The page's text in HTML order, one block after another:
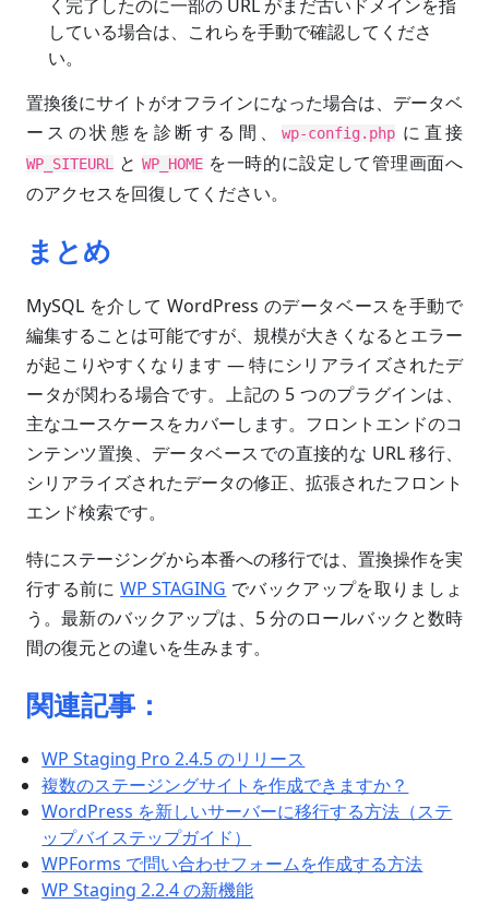
く完了したのに一部の URL がまだ古いドメインを指
している場合は、これらを手動で確認してくださ
い。
置換後にサイトがオフラインになった場合は、データベ
ースの状態を診断する間、
wp-config.phpに直接
WP_SITEURL とWP_HOME を一時的に設定して管理画面へ
のアクセスを回復してください。
まとめ
MySQL を介して WordPress のデータベースを手動で
編集することは可能ですが、規模が大きくなるとエラー
が起こりやすくなります — 特にシリアライズされたデ
ータが関わる場合です。上記の 5 つのプラグインは、
主なユースケースをカバーします。フロントエンドのコ
ンテンツ置換、データベースでの直接的な URL 移行、
シリアライズされたデータの修正、拡張されたフロント
エンド検索です。
特にステージングから本番への移行では、置換操作を実
行する前にWP STAGING でバックアップを取りましょ
う。最新のバックアップは、5 分のロールバックと数時
間の復元との違いを生みます。
関連記事：
WP Staging Pro 2.4.5 のリリース
複数のステージングサイトを作成できますか？
WordPress を新しいサーバーに移行する方法（ステ
ップバイステップガイド）
WPForms で問い合わせフォームを作成する方法
WP Staging 2.2.4 の新機能